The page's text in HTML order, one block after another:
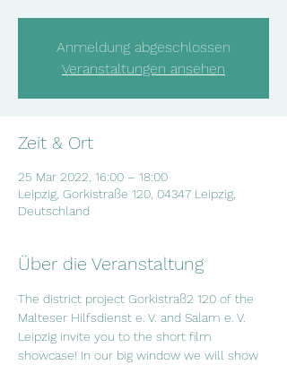
Anmeldung abgeschlossen
Veranstaltungen ansehen
Zeit & Ort
25 Mar 2022, 16:00 – 18:00
Leipzig, Gorkistraße 120, 04347 Leipzig,
Deutschland
Über die Veranstaltung
The district project Gorkistraß2 120 of the
Malteser Hilfsdienst e. V. and Salam e. V.
Leipzig invite you to the short film
showcase! In our big window we will show